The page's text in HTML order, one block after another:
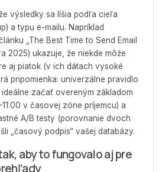
výsledky sa líšia podľa cieľa
a typu e-mailu. Napríklad
„The Best Time to Send Email
2025) ukazuje, že niekde môže
aj piatok (v ich dátach vysoké
pripomienka: univerzálne pravidlo
začať overeným základom
v časovej zóne príjemcu) a
A/B testy (porovnanie dvoch
„časový podpis“ vašej databázy.
aby to fungovalo aj pre